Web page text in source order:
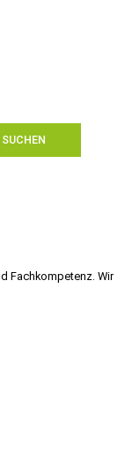
Fachkompetenz. Wir